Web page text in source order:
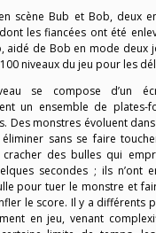
scène Bub et Bob, deux
les fiancées ont été
aidé de Bob en mode deux
niveaux du jeu pour les
se compose d’un
un ensemble de plates-
Des monstres évoluent
sans se faire
des bulles qui
secondes ; ils n’ont
pour tuer le monstre et
le score. Il y a différents
en jeu, venant